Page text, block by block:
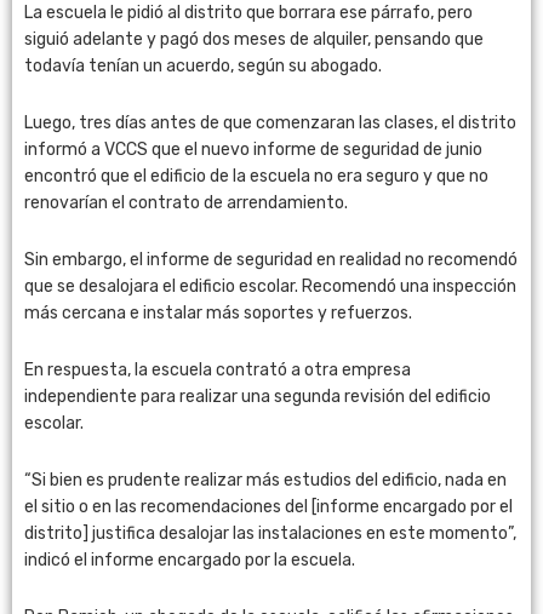
La escuela le pidió al distrito que borrara ese párrafo, pero
siguió adelante y pagó dos meses de alquiler, pensando que
todavía tenían un acuerdo, según su abogado.
Luego, tres días antes de que comenzaran las clases, el distrito
informó a VCCS que el nuevo informe de seguridad de junio
encontró que el edificio de la escuela no era seguro y que no
renovarían el contrato de arrendamiento.
Sin embargo, el informe de seguridad en realidad no recomendó
que se desalojara el edificio escolar. Recomendó una inspección
más cercana e instalar más soportes y refuerzos.
En respuesta, la escuela contrató a otra empresa
independiente para realizar una segunda revisión del edificio
escolar.
“Si bien es prudente realizar más estudios del edificio, nada en
el sitio o en las recomendaciones del [informe encargado por el
distrito] justifica desalojar las instalaciones en este momento”,
indicó el informe encargado por la escuela.